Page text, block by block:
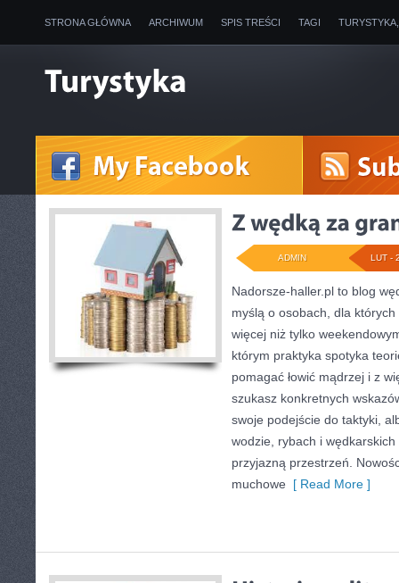
STRONA GŁÓWNA ARCHIWUM SPIS TREŚCI TAGI
LUT -
ADMIN
Nadorsze-haller.pl to blog
myślą o osobach, dla których
więcej niż tylko
którym praktyka spotyka
pomagać łowić mądrzej i z
szukasz konkretnych
swoje podejście do taktyki,
wodzie, rybach i
przyjazną przestrzeń.
muchowe [ Read More ]